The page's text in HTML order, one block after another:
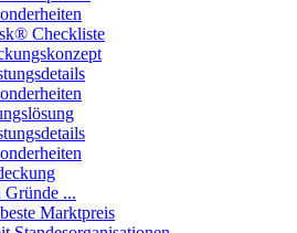
Checkliste
...
Marktpreis